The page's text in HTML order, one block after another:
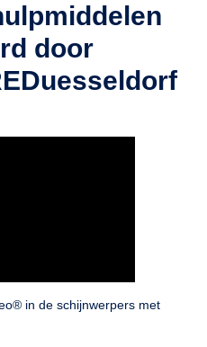
door
in de schijnwerpers met